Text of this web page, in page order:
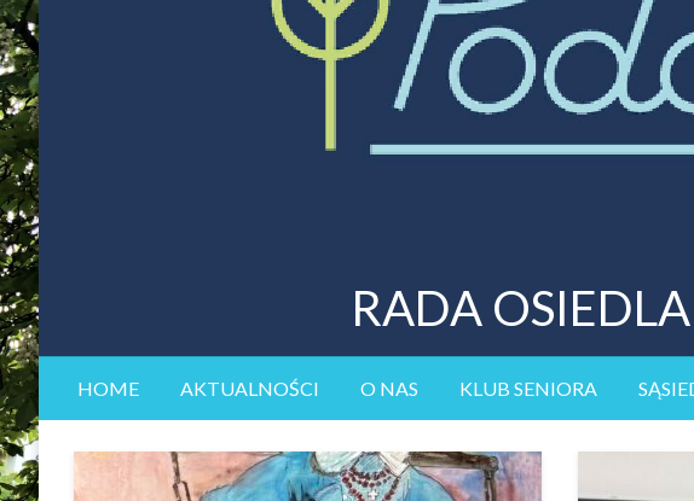
RADA
HOME AKTUALNOŚCI O NAS KLUB SENIORA